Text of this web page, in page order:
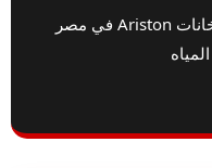
سرعة استجابة لبلاغات صيانة سخانات Ariston في مصر